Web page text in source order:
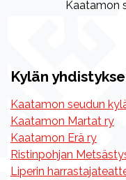
Kaatamon
Kylän
Kaatamon seudun
Kaatamon Martat ry
Kaatamon Erä ry
Ristinpohjan
Liperin